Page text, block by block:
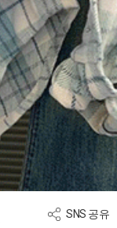
SNS 공유